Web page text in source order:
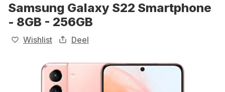
Samsung Galaxy S22 Smartphone
- 8GB - 256GB
Wishlist Deel